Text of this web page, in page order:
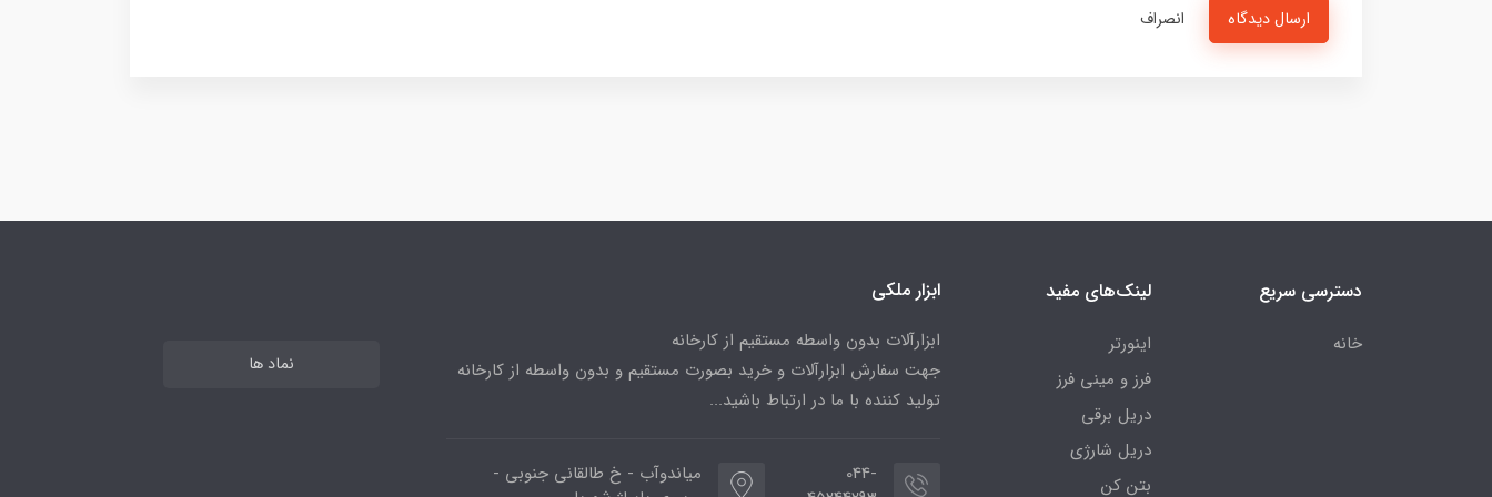
ارسال دیدگاه انصراف
دسترسی سریع
خانه
لینک‌های مفید
اینورتر
فرز و مینی فرز
دریل برقی
دریل شارژی
بتن کن
ابزار ملکی
ابزارآلات بدون واسطه مستقیم از کارخانه
جهت سفارش ابزارآلات و خرید بصورت مستقیم و بدون واسطه از کارخانه
تولید کننده با ما در ارتباط باشید...
044-
میاندوآب - خ طالقانی جنوبی -
نماد ها